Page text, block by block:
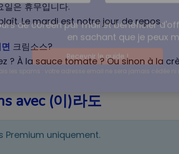
은 휴무입니다.
Le mardi est notre jour de repos.
크림소스?
? À la sauce tomate ? Ou sinon à la
avec (이)라도
Premium uniquement.
pour votre prochain voyage
en sachant que je peux
Recevoir le guide !
les spams : votre adresse email ne sera jamais cédée ni